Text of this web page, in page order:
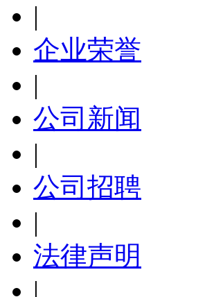
|
企业荣誉
|
公司新闻
|
公司招聘
|
法律声明
|